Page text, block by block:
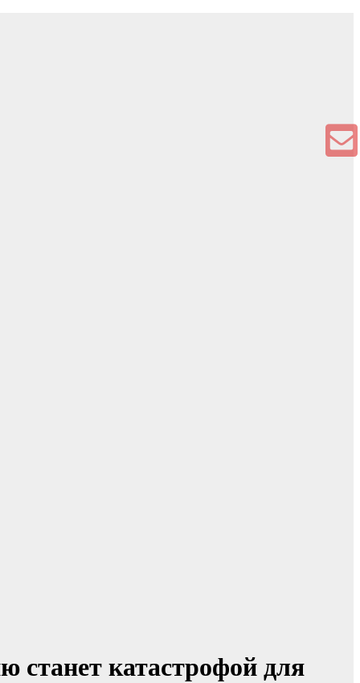
катастрофой для